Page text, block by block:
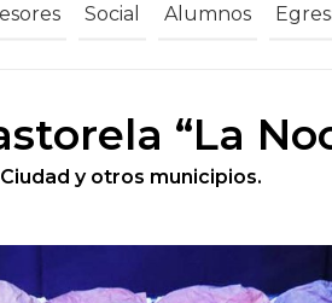
Social Alumnos
“La
y otros municipios.